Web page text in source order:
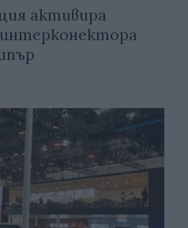
активира